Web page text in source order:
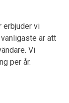
erbjuder vi
är att
Vi
per år.